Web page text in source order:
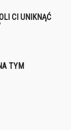
CI UNIKNĄĆ
TYM